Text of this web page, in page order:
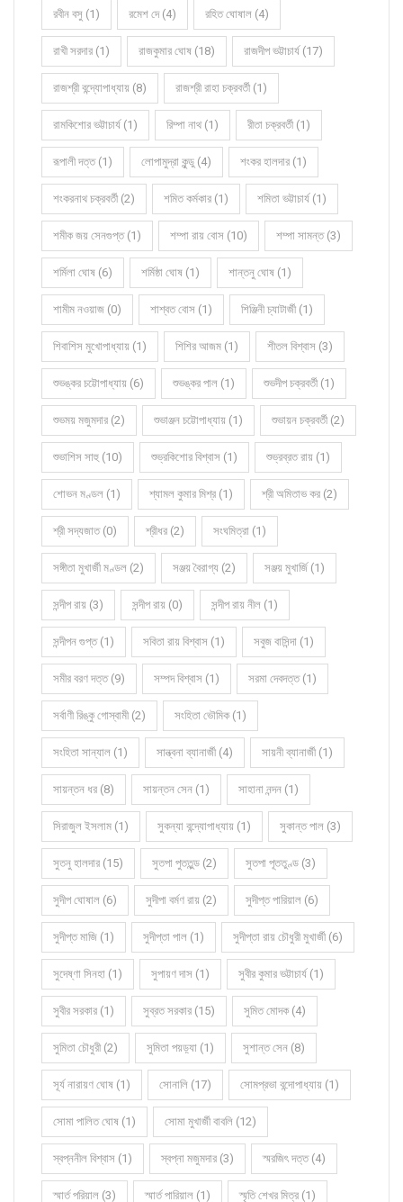
রবীন বসু (1) রমেশ দে (4) রহিত ঘোষাল (4)
রাখী সরদার (1) রাজকুমার ঘোষ (18) রাজদীপ ভট্টাচার্য (17)
রাজশ্রী বন্দ্যোপাধ্যায় (8) রাজশ্রী রাহা চক্রবর্তী (1)
রামকিশোর ভট্টাচার্য (1) রিম্পা নাথ (1) রীতা চক্রবর্তী (1)
রূপালী দত্ত (1) লোপামুদ্রা কুন্ডু (4) শংকর হালদার (1)
শংকরনাথ চক্রবর্তী (2) শমিত কর্মকার (1) শমিতা ভট্টাচার্য (1)
শমীক জয় সেনগুপ্ত (1) শম্পা রায় বোস (10) শম্পা সামন্ত (3)
শর্মিলা ঘোষ (6) শর্মিষ্ঠা ঘোষ (1) শান্তনু ঘোষ (1)
শামীম নওয়াজ (0) শাশ্বত বোস (1) শিঞ্জিনী চ্যাটার্জী (1)
শিবাশিস মুখোপাধ্যায় (1) শিশির আজম (1) শীতল বিশ্বাস (3)
শুভঙ্কর চট্টোপাধ্যায় (6) শুভঙ্কর পাল (1) শুভদীপ চক্রবর্তী (1)
শুভময় মজুমদার (2) শুভাঞ্জন চট্টোপাধ্যায় (1) শুভায়ন চক্রবর্তী (2)
শুভাশিস সাহু (10) শুভ্রকিশোর বিশ্বাস (1) শুভ্রব্রত রায় (1)
শোভন মণ্ডল (1) শ্যামল কুমার মিশ্র (1) শ্রী অমিতাভ কর (2)
শ্রী সদ্যজাত (0) শ্রীধর (2) সংঘমিত্রা (1)
সঙ্গীতা মুখার্জী মণ্ডল (2) সঞ্জয় বৈরাগ্য (2) সঞ্জয় মুখার্জি (1)
সন্দীপ রায় (3) সন্দীপ রায় (0) সন্দীপ রায় নীল (1)
সন্দীপন গুপ্ত (1) সবিতা রায় বিশ্বাস (1) সবুজ বাসিন্দা (1)
সমীর বরণ দত্ত (9) সম্পদ বিশ্বাস (1) সরমা দেবদত্ত (1)
সর্বাণী রিঙ্কু গোস্বামী (2) সংহিতা ভৌমিক (1)
সংহিতা সান্যাল (1) সান্ত্বনা ব্যানার্জী (4) সায়নী ব্যানার্জী (1)
সায়ন্তন ধর (8) সায়ন্তন সেন (1) সাহানা নন্দন (1)
সিরাজুল ইসলাম (1) সুকন্যা বন্দ্যোপাধ্যায় (1) সুকান্ত পাল (3)
সুতনু হালদার (15) সুতপা পুততুন্ড (2) সুতপা পূততুণ্ড (3)
সুদীপ ঘোষাল (6) সুদীপা বর্মণ রায় (2) সুদীপ্ত পারিয়াল (6)
সুদীপ্ত মাজি (1) সুদীপ্তা পাল (1) সুদীপ্তা রায় চৌধুরী মুখার্জী (6)
সুদেষ্ণা সিনহা (1) সুপায়ণ দাস (1) সুবীর কুমার ভট্টাচার্য (1)
সুবীর সরকার (1) সুব্রত সরকার (15) সুমিত মোদক (4)
সুমিতা চৌধুরী (2) সুমিতা পয়ড়্যা (1) সুশান্ত সেন (8)
সূর্য নারায়ণ ঘোষ (1) সোনালি (17) সোমপ্রভা বন্দোপাধ্যায় (1)
সোমা পালিত ঘোষ (1) সোমা মুখার্জী বাবলি (12)
স্বপ্ননীল বিশ্বাস (1) স্বপ্না মজুমদার (3) স্মরজিৎ দত্ত (4)
স্মার্ত পরিয়াল (3) স্মার্ত পারিয়াল (1) স্মৃতি শেখর মিত্র (1)